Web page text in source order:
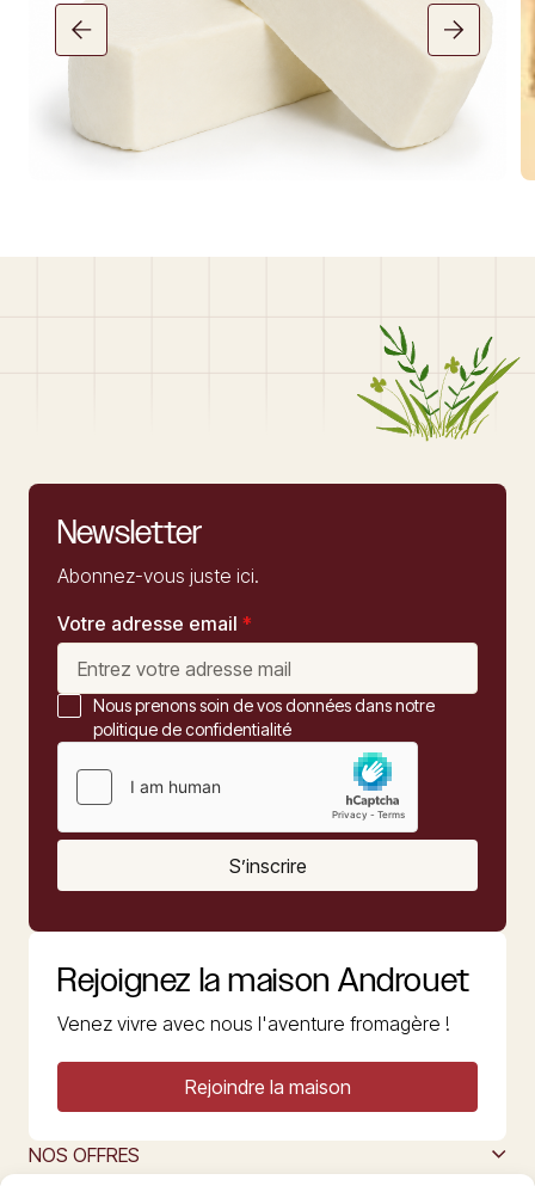
Newsletter
Abonnez-vous juste ici.
Votre adresse email *
Nous prenons soin de vos données dans notre
politique de confidentialité
S’inscrire
Rejoignez la maison Androuet
Venez vivre avec nous l'aventure fromagère !
Rejoindre la maison
NOS OFFRES